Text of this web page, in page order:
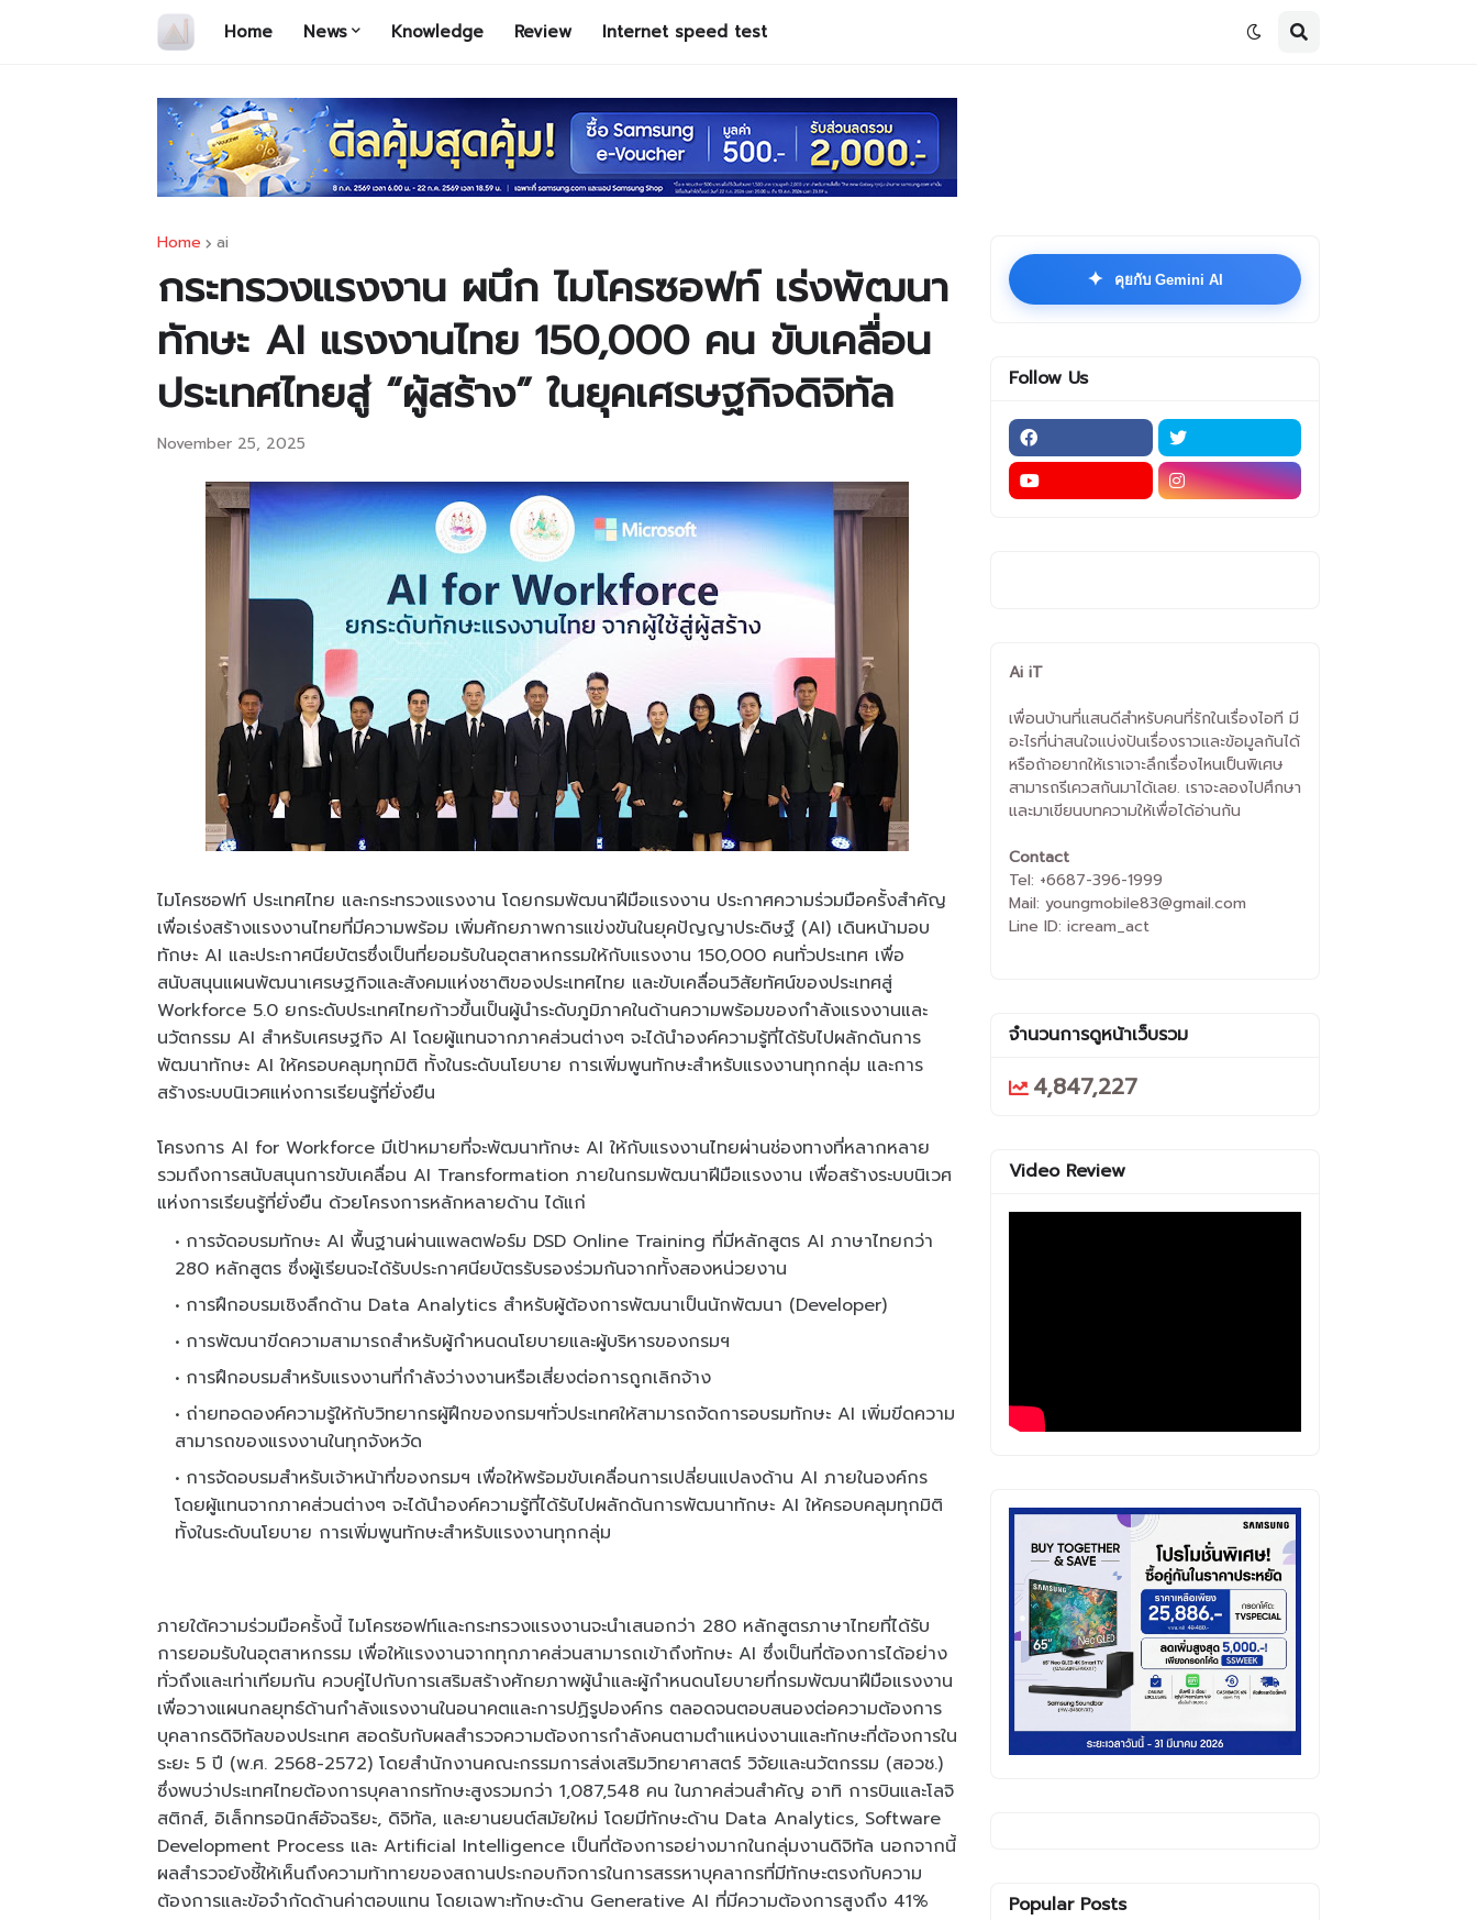
Home News Knowledge Review Internet speed test
Home ai
กระทรวงแรงงาน ผนึก ไมโครซอฟท์ เร่งพัฒนา
ทักษะ AI แรงงานไทย 150,000 คน ขับเคลื่อน
ประเทศไทยสู่ “ผู้สร้าง” ในยุคเศรษฐกิจดิจิทัล
November 25, 2025
ไมโครซอฟท์ ประเทศไทย และกระทรวงแรงงาน โดยกรมพัฒนาฝีมือแรงงาน ประกาศความร่วมมือครั้งสำคัญ
เพื่อเร่งสร้างแรงงานไทยที่มีความพร้อม เพิ่มศักยภาพการแข่งขันในยุคปัญญาประดิษฐ์ (AI) เดินหน้ามอบ
ทักษะ AI และประกาศนียบัตรซึ่งเป็นที่ยอมรับในอุตสาหกรรมให้กับแรงงาน 150,000 คนทั่วประเทศ เพื่อ
สนับสนุนแผนพัฒนาเศรษฐกิจและสังคมแห่งชาติของประเทศไทย และขับเคลื่อนวิสัยทัศน์ของประเทศสู่
Workforce 5.0 ยกระดับประเทศไทยก้าวขึ้นเป็นผู้นำระดับภูมิภาคในด้านความพร้อมของกำลังแรงงานและ
นวัตกรรม AI สำหรับเศรษฐกิจ AI โดยผู้แทนจากภาคส่วนต่างๆ จะได้นำองค์ความรู้ที่ได้รับไปผลักดันการ
พัฒนาทักษะ AI ให้ครอบคลุมทุกมิติ ทั้งในระดับนโยบาย การเพิ่มพูนทักษะสำหรับแรงงานทุกกลุ่ม และการ
สร้างระบบนิเวศแห่งการเรียนรู้ที่ยั่งยืน
โครงการ AI for Workforce มีเป้าหมายที่จะพัฒนาทักษะ AI ให้กับแรงงานไทยผ่านช่องทางที่หลากหลาย
รวมถึงการสนับสนุนการขับเคลื่อน AI Transformation ภายในกรมพัฒนาฝีมือแรงงาน เพื่อสร้างระบบนิเวศ
แห่งการเรียนรู้ที่ยั่งยืน ด้วยโครงการหลักหลายด้าน ได้แก่
การจัดอบรมทักษะ AI พื้นฐานผ่านแพลตฟอร์ม DSD Online Training ที่มีหลักสูตร AI ภาษาไทยกว่า
280 หลักสูตร ซึ่งผู้เรียนจะได้รับประกาศนียบัตรรับรองร่วมกันจากทั้งสองหน่วยงาน
การฝึกอบรมเชิงลึกด้าน Data Analytics สำหรับผู้ต้องการพัฒนาเป็นนักพัฒนา (Developer)
การพัฒนาขีดความสามารถสำหรับผู้กำหนดนโยบายและผู้บริหารของกรมฯ
การฝึกอบรมสำหรับแรงงานที่กำลังว่างงานหรือเสี่ยงต่อการถูกเลิกจ้าง
ถ่ายทอดองค์ความรู้ให้กับวิทยากรผู้ฝึกของกรมฯทั่วประเทศให้สามารถจัดการอบรมทักษะ AI เพิ่มขีดความ
สามารถของแรงงานในทุกจังหวัด
การจัดอบรมสำหรับเจ้าหน้าที่ของกรมฯ เพื่อให้พร้อมขับเคลื่อนการเปลี่ยนแปลงด้าน AI ภายในองค์กร
โดยผู้แทนจากภาคส่วนต่างๆ จะได้นำองค์ความรู้ที่ได้รับไปผลักดันการพัฒนาทักษะ AI ให้ครอบคลุมทุกมิติ
ทั้งในระดับนโยบาย การเพิ่มพูนทักษะสำหรับแรงงานทุกกลุ่ม
ภายใต้ความร่วมมือครั้งนี้ ไมโครซอฟท์และกระทรวงแรงงานจะนำเสนอกว่า 280 หลักสูตรภาษาไทยที่ได้รับ
การยอมรับในอุตสาหกรรม เพื่อให้แรงงานจากทุกภาคส่วนสามารถเข้าถึงทักษะ AI ซึ่งเป็นที่ต้องการได้อย่าง
ทั่วถึงและเท่าเทียมกัน ควบคู่ไปกับการเสริมสร้างศักยภาพผู้นำและผู้กำหนดนโยบายที่กรมพัฒนาฝีมือแรงงาน
เพื่อวางแผนกลยุทธ์ด้านกำลังแรงงานในอนาคตและการปฏิรูปองค์กร ตลอดจนตอบสนองต่อความต้องการ
บุคลากรดิจิทัลของประเทศ สอดรับกับผลสำรวจความต้องการกำลังคนตามตำแหน่งงานและทักษะที่ต้องการใน
ระยะ 5 ปี (พ.ศ. 2568-2572) โดยสำนักงานคณะกรรมการส่งเสริมวิทยาศาสตร์ วิจัยและนวัตกรรม (สอวช.)
ซึ่งพบว่าประเทศไทยต้องการบุคลากรทักษะสูงรวมกว่า 1,087,548 คน ในภาคส่วนสำคัญ อาทิ การบินและโลจิ
สติกส์, อิเล็กทรอนิกส์อัจฉริยะ, ดิจิทัล, และยานยนต์สมัยใหม่ โดยมีทักษะด้าน Data Analytics, Software
Development Process และ Artificial Intelligence เป็นที่ต้องการอย่างมากในกลุ่มงานดิจิทัล นอกจากนี้
ผลสำรวจยังชี้ให้เห็นถึงความท้าทายของสถานประกอบกิจการในการสรรหาบุคลากรที่มีทักษะตรงกับความ
ต้องการและข้อจำกัดด้านค่าตอบแทน โดยเฉพาะทักษะด้าน Generative AI ที่มีความต้องการสูงถึง 41%
✦ คุยกับ Gemini AI
Follow Us
Ai iT
เพื่อนบ้านที่แสนดีสำหรับคนที่รักในเรื่องไอที มี
อะไรที่น่าสนใจแบ่งปันเรื่องราวและข้อมูลกันได้
หรือถ้าอยากให้เราเจาะลึกเรื่องไหนเป็นพิเศษ
สามารถรีเควสกันมาได้เลย. เราจะลองไปศึกษา
และมาเขียนบทความให้เพื่อได้อ่านกัน
Contact
Tel: +6687-396-1999
Mail: youngmobile83@gmail.com
Line ID: icream_act
จำนวนการดูหน้าเว็บรวม
4,847,227
Video Review
Popular Posts